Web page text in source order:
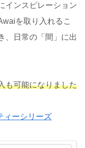
インスピレーション
を取り入れるこ
、日常の「間」に出
も可能になりました
ィーシリーズ